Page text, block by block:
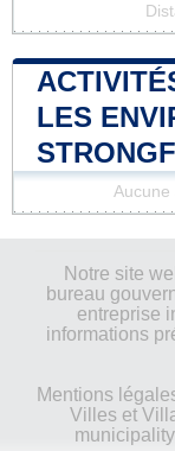
LES
Notre site
bureau
entreprise
informations
Mentions
Villes et